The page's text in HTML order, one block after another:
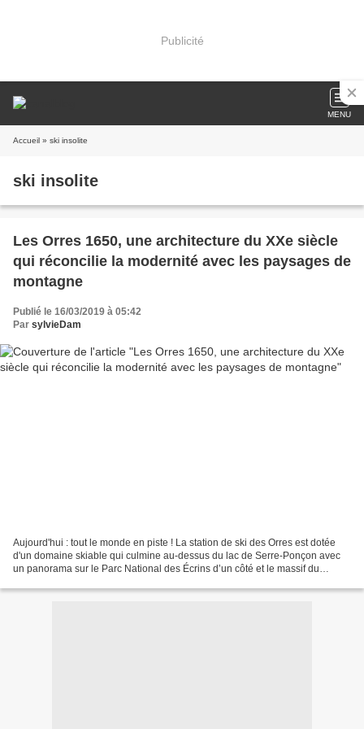
Publicité
MENU
Accueil » ski insolite
ski insolite
Les Orres 1650, une architecture du XXe siècle
qui réconcilie la modernité avec les paysages de
montagne
Publié le 16/03/2019 à 05:42
Par sylvieDam
Aujourd'hui : tout le monde en piste ! La station de ski des Orres est dotée
d'un domaine skiable qui culmine au-dessus du lac de Serre-Ponçon avec
un panorama sur le Parc National des Écrins d’un côté et le massif du